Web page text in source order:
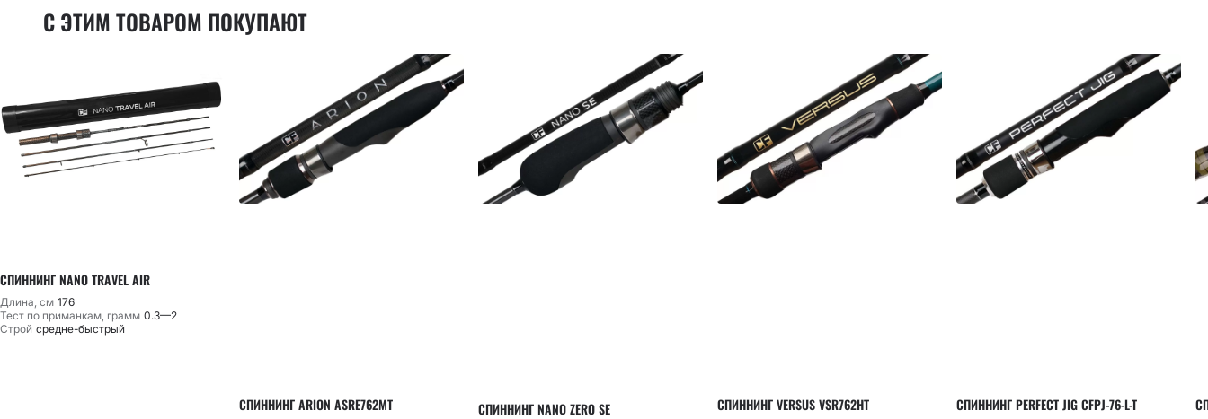
С ЭТИМ ТОВАРОМ ПОКУПАЮТ
СПИННИНГ NANO TRAVEL AIR
Длина, см 176
Тест по приманкам, грамм 0.3—2
Строй средне-быстрый
СПИННИНГ ARION ASRE762MT СПИННИНГ NANO ZERO SE СПИННИНГ VERSUS VSR762HT СПИННИНГ PERFECT JIG CFPJ-76-L-T